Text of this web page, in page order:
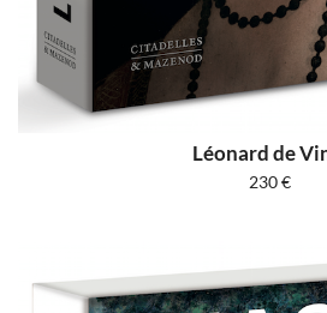
Léonard de
230€